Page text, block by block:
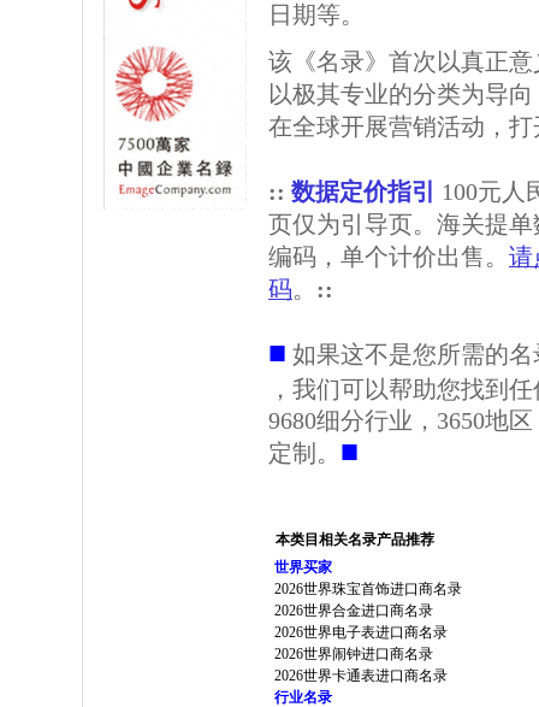
日期等。
该《名录》首次以真正
以极其专业的分类为导
在全球开展营销活动，
:: 数据定价指引
100元人
页仅为引导页。海关提
编码，单个计价出售。 请
码。 ::
■ 如果这不是您所需的
，我们可以帮助您找到
9680细分行业，3650地
定制。 ■
本类目相关名录产品推荐
世界买家
2026世界珠宝首饰进口商名录
2026世界合金进口商名录
2026世界电子表进口商名录
2026世界闹钟进口商名录
2026世界卡通表进口商名录
行业名录